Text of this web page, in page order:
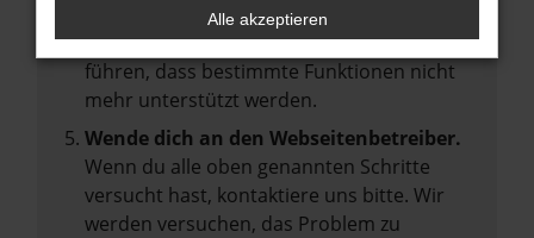
Veraltete Software birgt nicht nur ein
Sicherheitsrisiko, sondern kann auch dazu
führen, dass bestimmte Funktionen nicht
mehr unterstützt werden.
Wende dich an den Webseitenbetreiber.
Wenn du alle oben genannten Schritte
versucht hast, kontaktiere uns bitte. Wir
werden versuchen, das Problem zu
Alle akzeptieren